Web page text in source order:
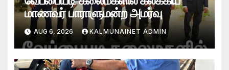
மாணவர் பாராளுமன்ற அமர்வு
AUG 6, 2026 KALMUNAINET ADMIN